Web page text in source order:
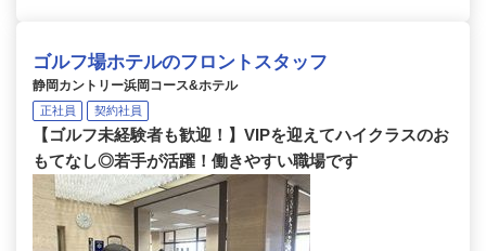
ゴルフ場ホテルのフロントスタッフ
静岡カントリー浜岡コース&ホテル
正社員 契約社員
【ゴルフ未経験者も歓迎！】VIPを迎えてハイクラスのお
もてなし◎若手が活躍！働きやすい職場です